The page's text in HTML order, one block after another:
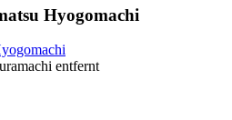
Hyogomachi
entfernt